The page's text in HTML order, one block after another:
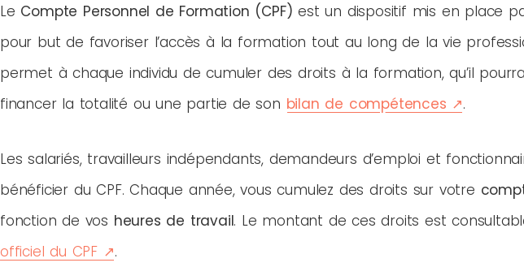
Le Compte Personnel de Formation (CPF) est un dispositif mis en place
pour but de favoriser l’accès à la formation tout au long de la vie
permet à chaque individu de cumuler des droits à la formation, qu’il
financer la totalité ou une partie de son bilan de compétences .
Les salariés, travailleurs indépendants, demandeurs d’emploi et
bénéficier du CPF. Chaque année, vous cumulez des droits sur votre
fonction de vos heures de travail. Le montant de ces droits est
officiel du CPF
.